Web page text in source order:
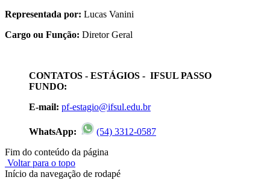
Representada por: Lucas Vanini
Cargo ou Função: Diretor Geral
CONTATOS - ESTÁGIOS - IFSUL PASSO
FUNDO:
E-mail: pf-estagio@ifsul.edu.br
WhatsApp:
(54) 3312-0587
Fim do conteúdo da página
Voltar para o topo
Início da navegação de rodapé